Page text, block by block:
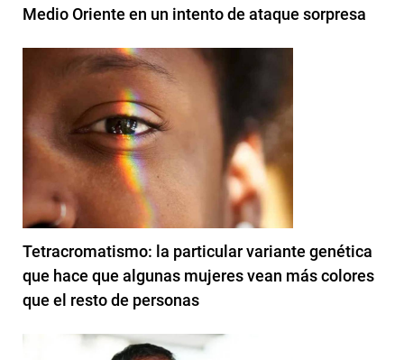
Medio Oriente en un intento de ataque sorpresa
Tetracromatismo: la particular variante genética
que hace que algunas mujeres vean más colores
que el resto de personas